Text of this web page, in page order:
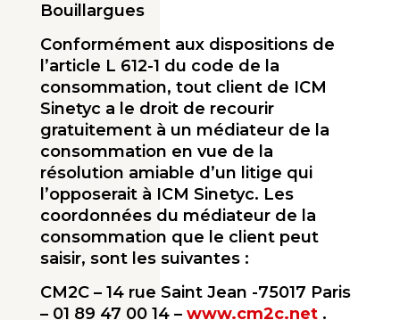
Bouillargues
Conformément aux dispositions de
l’article L 612-1 du code de la
consommation, tout client de ICM
Sinetyc a le droit de recourir
gratuitement à un médiateur de la
consommation en vue de la
résolution amiable d’un litige qui
l’opposerait à ICM Sinetyc. Les
coordonnées du médiateur de la
consommation que le client peut
saisir, sont les suivantes :
CM2C – 14 rue Saint Jean -75017 Paris
– 01 89 47 00 14 – www.cm2c.net.